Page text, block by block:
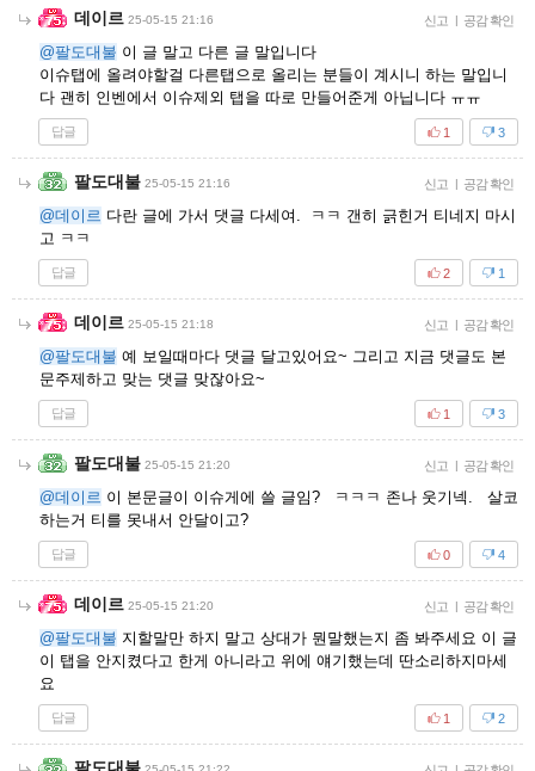
데이르 25-05-15 21:16 신고 공감 확인
@팔도대불 이 글 말고 다른 글 말입니다
이슈탭에 올려야할걸 다른탭으로 올리는 분들이 계시니 하는 말입니
다 괜히 인벤에서 이슈제외 탭을 따로 만들어준게 아닙니다 ㅠㅠ
답글 3
1
팔도대불 25-05-15 21:16 신고 공감 확인
@데이르 다란 글에 가서 댓글 다세여. ㅋㅋ 갠히 긁힌거 티네지 마시
고 ㅋㅋ
답글 1
2
데이르 25-05-15 21:18 신고 공감 확인
@팔도대불 예 보일때마다 댓글 달고있어요~ 그리고 지금 댓글도 본
문주제하고 맞는 댓글 맞잖아요~
답글 3
1
팔도대불 25-05-15 21:20 신고 공감 확인
@데이르 이 본문글이 이슈게에 쓸 글임? ㅋㅋㅋ 존나 웃기넥. 살코
하는거 티를 못내서 안달이고?
답글 4
0
데이르 25-05-15 21:20 신고 공감 확인
@팔도대불 지할말만 하지 말고 상대가 뭔말했는지 좀 봐주세요 이 글
이 탭을 안지켰다고 한게 아니라고 위에 얘기했는데 딴소리하지마세
요
답글 2
1